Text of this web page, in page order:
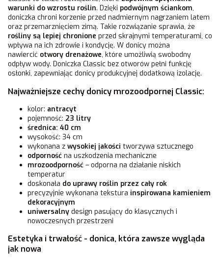
warunki do wzrostu roślin. Dzięki podwójnym ściankom,
doniczka chroni korzenie przed nadmiernym nagrzaniem latem
oraz przemarznięciem zimą. Takie rozwiązanie sprawia, że
rośliny są lepiej chronione przed skrajnymi temperaturami, co
wpływa na ich zdrowie i kondycję. W donicy można
nawiercić otwory drenażowe, które umożliwią swobodny
odpływ wody. Doniczka Classic bez otworów pełni funkcję
osłonki, zapewniając donicy produkcyjnej dodatkową izolację.
Najważniejsze cechy donicy mrozoodpornej Classic:
kolor: antracyt
pojemność: 23 litry
średnica: 40 cm
wysokość: 34 cm
wykonana z wysokiej jakości tworzywa sztucznego
odporność na uszkodzenia mechaniczne
mrozoodporność – odporna na działanie niskich
temperatur
doskonała do uprawy roślin przez cały rok
precyzyjnie wykonana tekstura inspirowana kamieniem
dekoracyjnym
uniwersalny design pasujący do klasycznych i
nowoczesnych przestrzeni
Estetyka i trwałość - donica, która zawsze wygląda
jak nowa